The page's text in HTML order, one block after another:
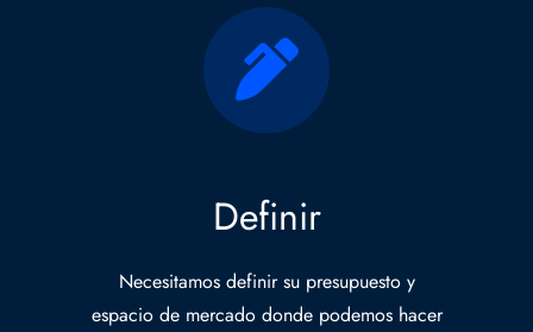
Definir
Necesitamos definir su presupuesto y
espacio de mercado donde podemos hacer